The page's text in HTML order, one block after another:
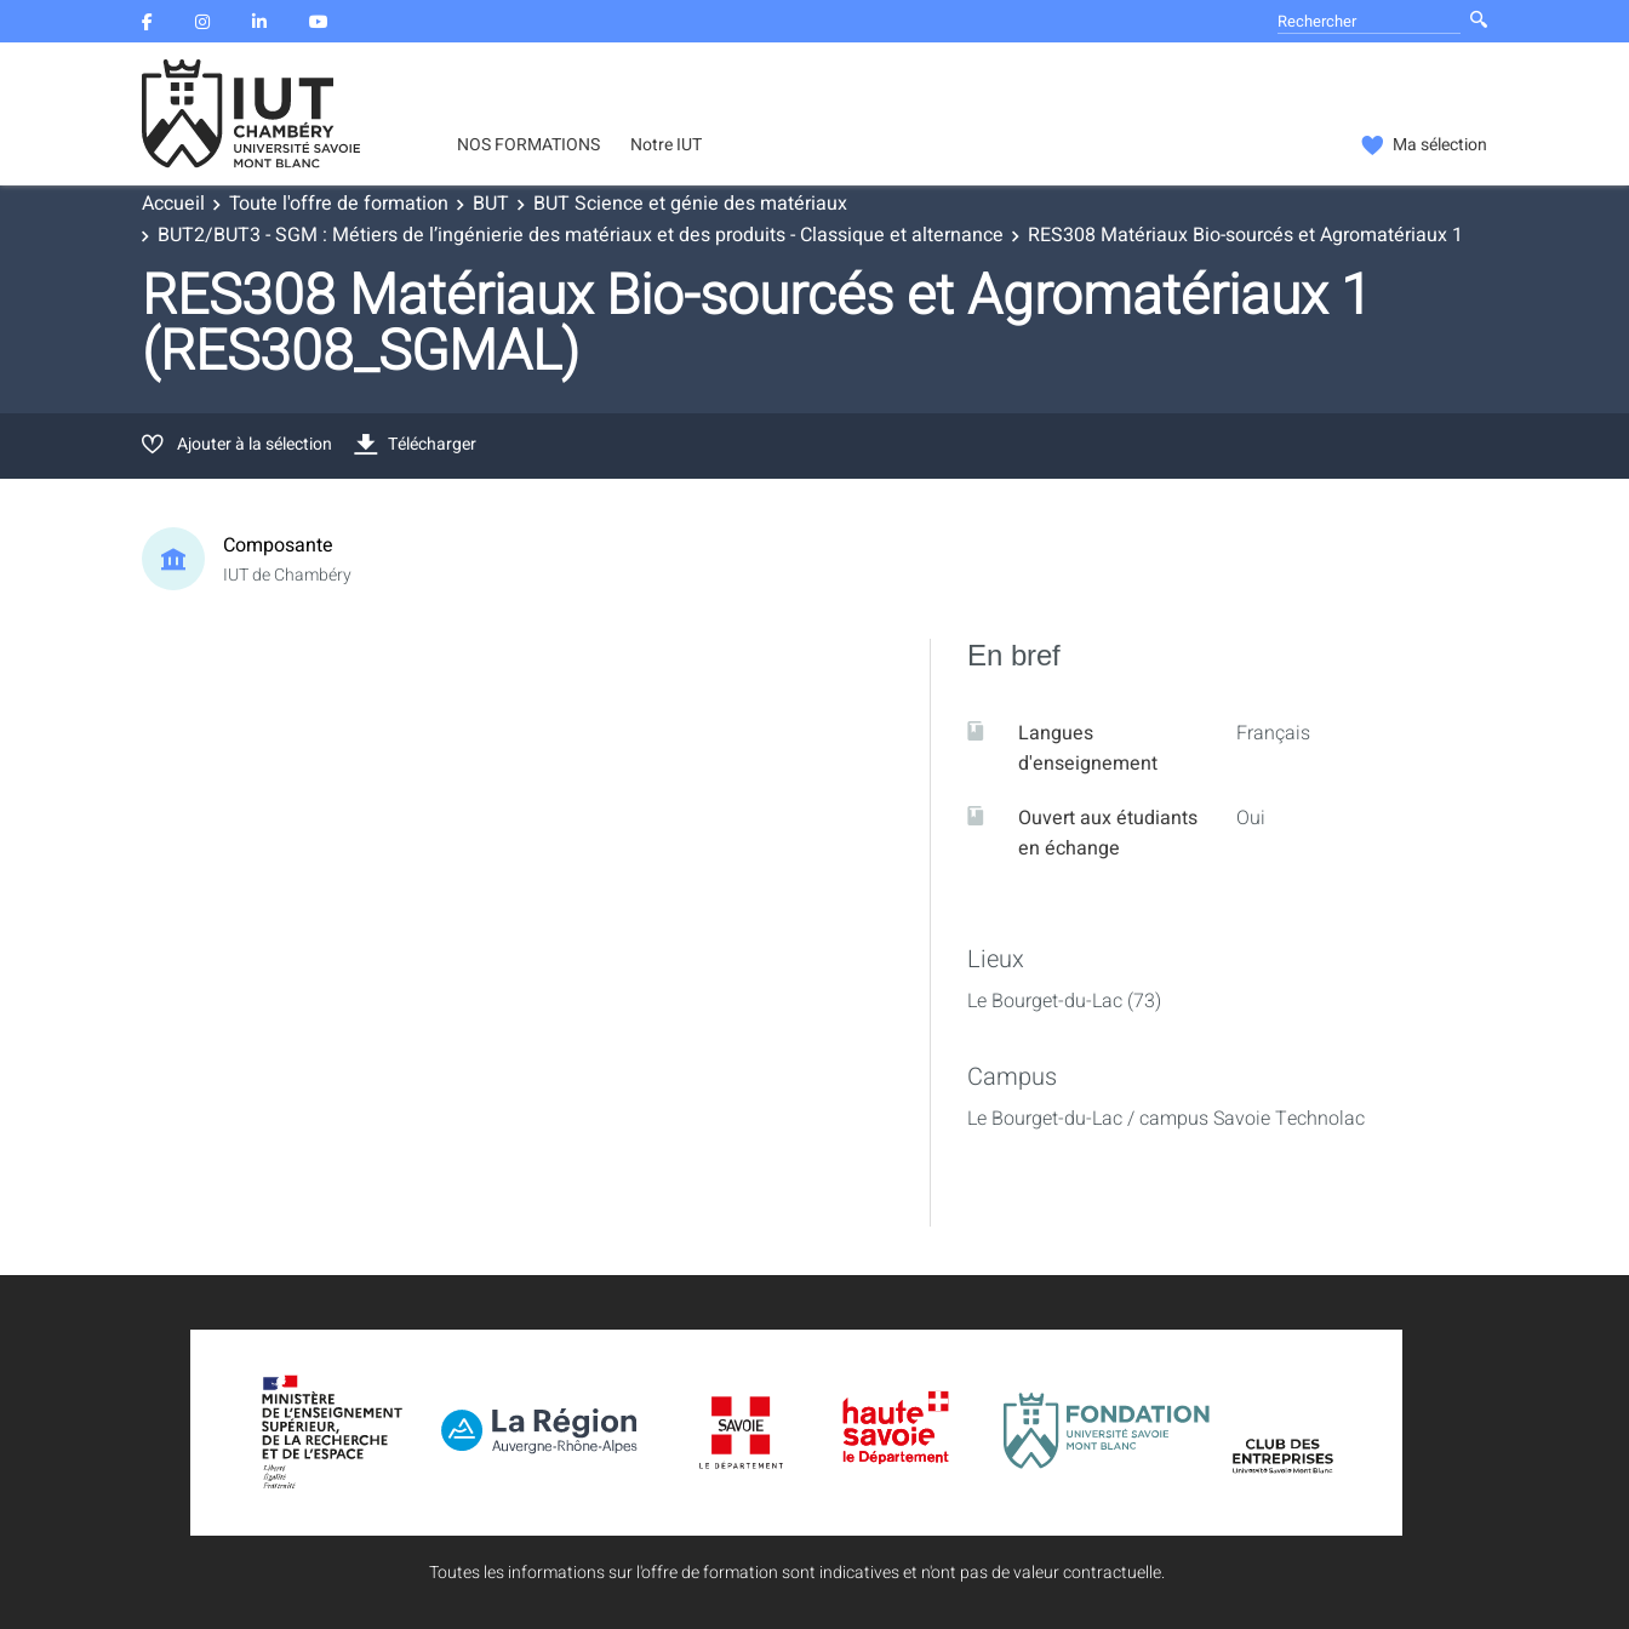
NOS FORMATIONS Notre IUT Ma sélection
Accueil Toute l'offre de formation BUT
BUT Science et génie des matériaux
BUT2/BUT3 - SGM : Métiers de l’ingénierie des matériaux et des produits - Classique et alternance
RES308 Matériaux Bio-sourcés et Agromatériaux 1
RES308 Matériaux Bio-sourcés et Agromatériaux 1
(RES308_SGMAL)
Ajouter à la sélection Télécharger
Composante
IUT de Chambéry
En bref
Langues
d'enseignement
Français
Ouvert aux étudiants
en échange
Oui
Lieux
Le Bourget-du-Lac (73)
Campus
Le Bourget-du-Lac / campus Savoie Technolac
Toutes les informations sur l'offre de formation sont indicatives et n'ont pas de valeur contractuelle.